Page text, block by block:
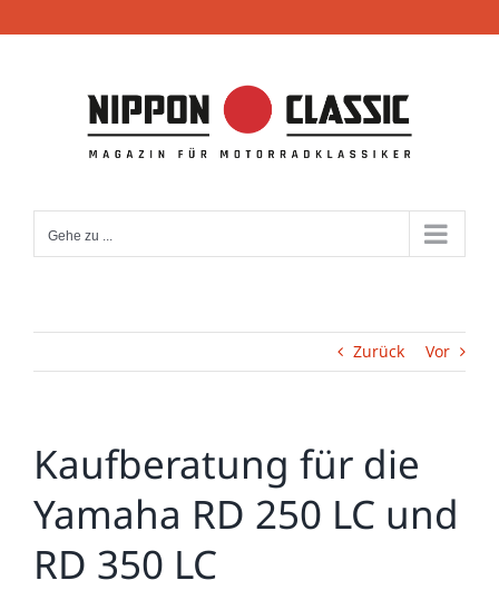
Inhalt
Gehe zu ...
Zurück Vor
Kaufberatung für die
Yamaha RD 250 LC und
RD 350 LC